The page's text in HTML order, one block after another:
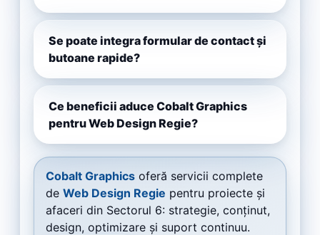
Se poate integra formular de contact și
butoane rapide?
Ce beneficii aduce Cobalt Graphics
pentru Web Design Regie?
Cobalt Graphics oferă servicii complete
de Web Design Regie pentru proiecte și
afaceri din Sectorul 6: strategie, conținut,
design, optimizare și suport continuu.